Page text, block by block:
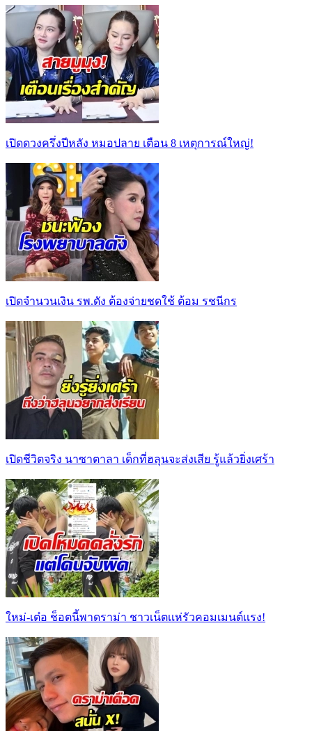
เปิดดวงครึ่งปีหลัง หมอปลาย เตือน 8 เหตุการณ์ใหญ่!
เปิดจำนวนเงิน รพ.ดัง ต้องจ่ายชดใช้ ต้อม รชนีกร
เปิดชีวิตจริง นาซาตาลา เด็กที่ฮลุนจะส่งเสีย รู้แล้วยิ่งเศร้า
ใหม่-เต๋อ ช็อตนี้พาดราม่า ชาวเน็ตเเห่รัวคอมเมนต์เเรง!